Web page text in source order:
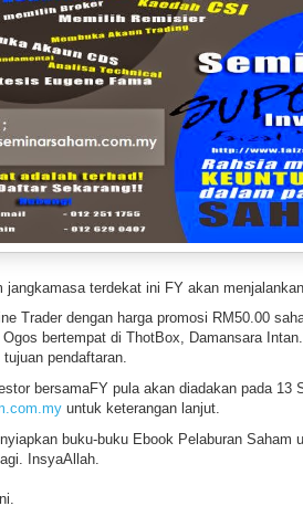
jangkamasa terdekat ini FY akan
Trader dengan harga promosi RM50.00
bertempat di ThotBox, Damansara
pendaftaran.
bersamaFY pula akan diadakan pada 13
untuk keterangan lanjut.
buku-buku Ebook Pelaburan Saham
InsyaAllah.